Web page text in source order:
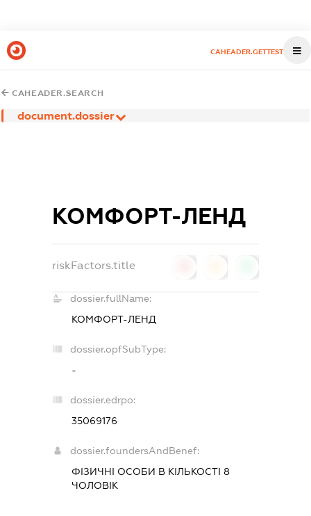
CAHEADER.GETTEST
CAHEADER.SEARCH
document.dossier
КОМФОРТ-ЛЕНД
riskFactors.title
dossier.fullName:
КОМФОРТ-ЛЕНД
dossier.opfSubType:
-
dossier.edrpo:
35069176
dossier.foundersAndBenef:
ФІЗИЧНІ ОСОБИ В КІЛЬКОСТІ 8
ЧОЛОВІК